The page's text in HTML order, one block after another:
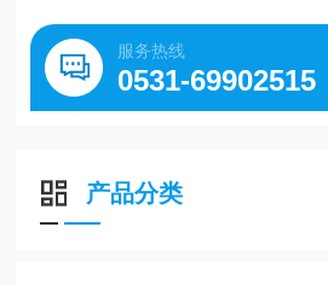
服务热线
0531-69902515
产品分类